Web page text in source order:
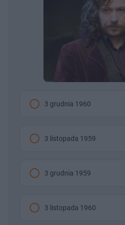
3 grudnia 1960
3 listopada 1959
3 grudnia 1959
3 listopada 1960